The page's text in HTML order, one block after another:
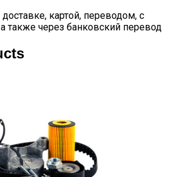
картой, переводом, с
также через банковский перевод